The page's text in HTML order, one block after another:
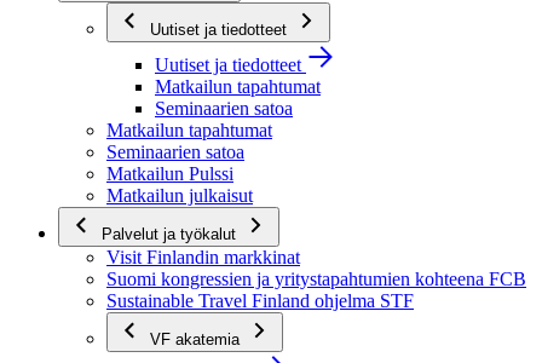
Uutiset ja tiedotteet
Uutiset ja tiedotteet
Matkailun tapahtumat
Seminaarien satoa
Matkailun tapahtumat
Seminaarien satoa
Matkailun Pulssi
Matkailun julkaisut
Palvelut ja työkalut
Visit Finlandin markkinat
Suomi kongressien ja yritystapahtumien kohteena FCB
Sustainable Travel Finland ohjelma STF
VF akatemia